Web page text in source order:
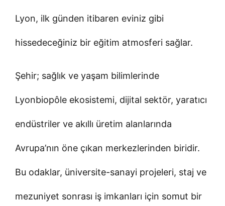
Lyon, ilk günden itibaren eviniz gibi
hissedeceğiniz bir eğitim atmosferi sağlar.
Şehir; sağlık ve yaşam bilimlerinde
Lyonbiopôle ekosistemi, dijital sektör, yaratıcı
endüstriler ve akıllı üretim alanlarında
Avrupa’nın öne çıkan merkezlerinden biridir.
Bu odaklar, üniversite-sanayi projeleri, staj ve
mezuniyet sonrası iş imkanları için somut bir